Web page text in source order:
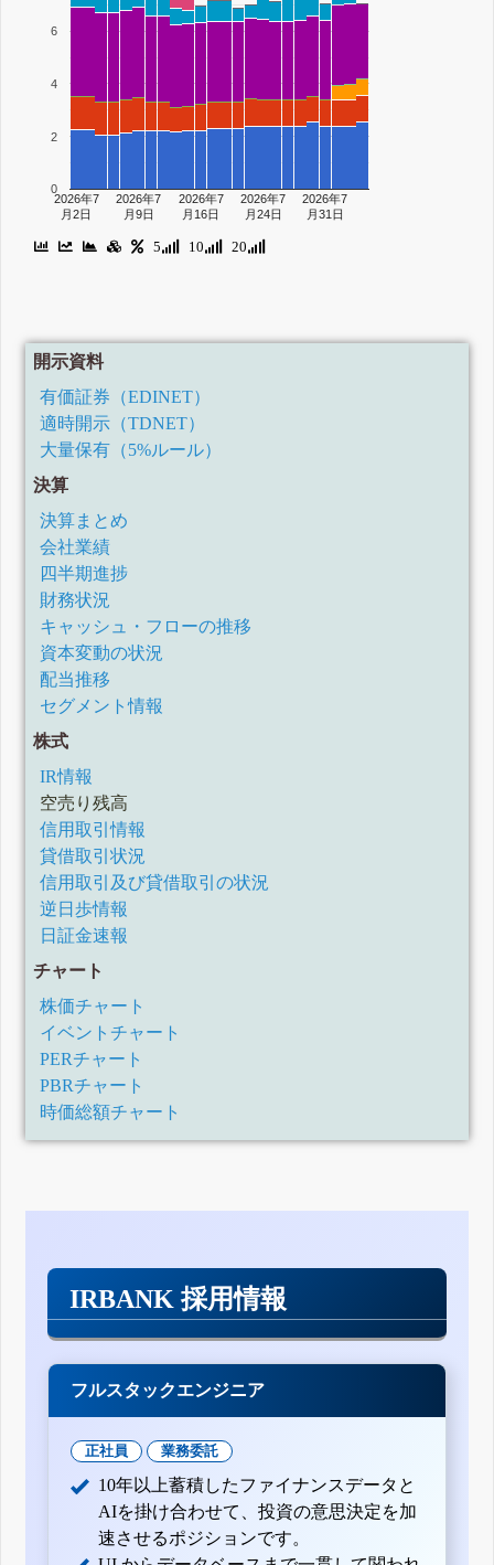
2026年7
月2日
2026年7
月9日
2026年7
月16日
2026年7
月24日
2026年7
月31日
0
2
4
6
5 10 20
開示資料
有価証券（EDINET）
適時開示（TDNET）
大量保有（5%ルール）
決算
決算まとめ
会社業績
四半期進捗
財務状況
キャッシュ・フローの推移
資本変動の状況
配当推移
セグメント情報
株式
IR情報
空売り残高
信用取引情報
貸借取引状況
信用取引及び貸借取引の状況
逆日歩情報
日証金速報
チャート
株価チャート
イベントチャート
PERチャート
PBRチャート
時価総額チャート
IRBANK 採用情報
フルスタックエンジニア
正社員 業務委託
10年以上蓄積したファイナンスデータと
AIを掛け合わせて、投資の意思決定を加
速させるポジションです。